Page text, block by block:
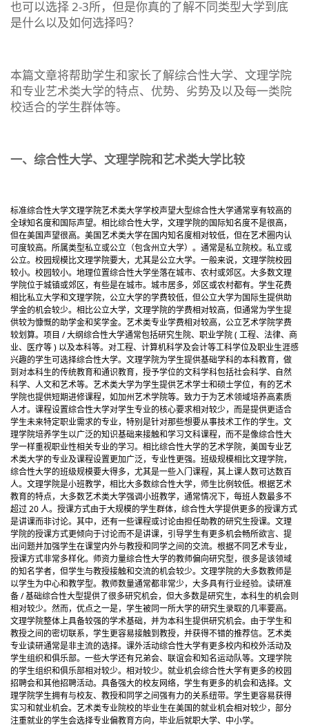
也可以选择 2-3所，但是你真的了解不同类型大学到底
是什么以及如何选择吗？
本篇文章将帮助学生和家长了解综合性大学、文理学院
和专业艺术类大学的特点、优势、劣势及以及每一类院
校适合的学生群体等。
一、综合性大学、文理学院和艺术类大学比较
标准综合性大学文理学院艺术类大学学校声望大型综合性大学通常享有较高的
全球知名度和国际声望。 相比综合性大学，文理学院的国际知名度不是很高，
但在美国声望很高。 美国艺术类大学在国内知名度相对较低，但在艺术圈内认
可度较高。 所属类型私立或公立（包含州立大学）。 通常是私立院校。 私立或
公立。 校园规模比文理学院要大，尤其是公立大学。 一般来说，文理学院校园
较小。 校园较小。 地理位置综合性大学坐落在城市、农村或郊区。 大多数文理
学院位于城镇或郊区，有些是在城市。 城市居多，郊区或农村都有。 学生花费
相比私立大学和文理学院，公立大学的学费较低，但公立大学为国际生提供助
学金的机会较少。 相比公立大学，文理学院的学费相对较高，但通常为学生提
供较为慷慨的助学金和奖学金。 艺术类专业学费相对较高，公立艺术学院学费
较划算。 项目 / 大纲综合性大学通常包括研究生院、职业学院 ( 工程、法律、商
业、医疗等 ) 以及本科等。对工程、计算机科学及会计等工科学位及职业生涯感
兴趣的学生可选择综合性大学。 文理学院为学生提供基础学科的本科教育，做
到对本科生的传统教育和通识教育，授予学位的文科学科包括社会科学、自然
科学、人文和艺术等。 艺术类大学为学生提供艺术学士和硕士学位，有的艺术
学院也提供短期进修课程，如加州艺术学院等。致力于为艺术领域培养高素质
人才。 课程设置综合性大学对学生专业的核心要求相对较少，而是提供更适合
学生未来特定职业需求的专业，特别是针对那些想要从事技术工作的学生。 文
理学院培养学生以广泛的知识基础来接触和学习文科课程，而不是像综合性大
学一样重视职业性相关专业的学习。 相比综合性大学的艺术学院，美国专业艺
术类大学的专业及课程设置更加广泛，专业性更强。 班级规模相比文理学院，
综合性大学的班级规模要大得多，尤其是一些入门课程，其上课人数可达数百
人。 文理学院是小班教学，相比大多数综合性大学，师生比例较低。 根据艺术
教育的特点，大多数艺术类大学强调小班教学，通常情况下，每班人数最多不
超过 20 人。 授课方式由于大规模的学生群体，综合性大学提供更多的授课方式
是讲课而非讨论。其中，还有一些课程或讨论由担任助教的研究生授课。 文理
学院的授课方式更倾向于讨论而不是讲课，引导学生有更多机会畅所欲言、提
出问题并加强学生在课堂内外与教授和同学之间的交流。 根据不同艺术专业，
授课方式非常多样化。 师资力量综合性大学的教师偏向研究型，很多是该领域
的知名学者，但学生与教授接触和交流的机会较少。 文理学院的大多数教师是
以学生为中心和教学型。 教师数量通常都非常少，大多具有行业经验。 读研准
备 / 基础综合性大型提供了很多研究机会，但大多数是研究生，本科生的机会则
相对较少。然而，优点之一是，学生被同一所大学的研究生录取的几率要高。
文理学院整体上具备较强的学术基础，并为本科生提供研究机会。由于学生和
教授之间的密切联系，学生更容易接触到教授，并获得不错的推荐信。 艺术类
专业读研通常是非主流的选择。 课外活动综合性大学有更多校内和校外活动及
学生组织和俱乐部。一些大学还有兄弟会、联谊会和知名运动队等。 文理学院
的学生组织和俱乐部相对较少。 相对较少。 就业机会综合性大学有更多的校园
招聘会和其他招聘活动。具备强大的校友网络，学生有更多的机会和选择。 文
理学院学生拥有与校友、教授和同学之间强有力的关系纽带。学生更容易获得
实习和就业机会。 艺术类专业院校的毕业生在美国的就业机会相对较少，部分
注重就业的学生会选择专业偏教育方向，毕业后就职大学、中小学。